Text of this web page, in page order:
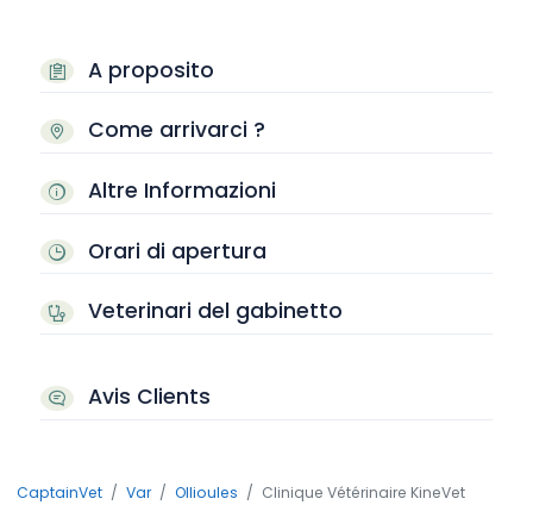
A proposito
Come arrivarci ?
Altre Informazioni
Orari di apertura
Veterinari del gabinetto
Avis Clients
CaptainVet Var Ollioules Clinique Vétérinaire KineVet